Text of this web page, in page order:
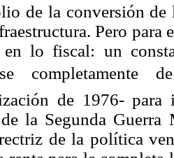
de la conversión
Pero para
en lo fiscal: un
de 1976-
de la Segunda
de la política